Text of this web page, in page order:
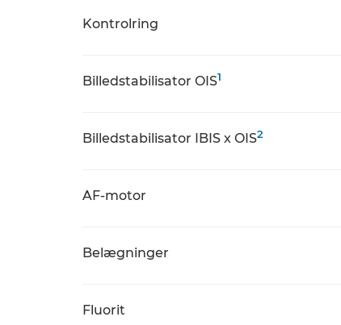
Kontrolring
Billedstabilisator OIS1
Billedstabilisator IBIS x OIS2
AF-motor
Belægninger
Fluorit